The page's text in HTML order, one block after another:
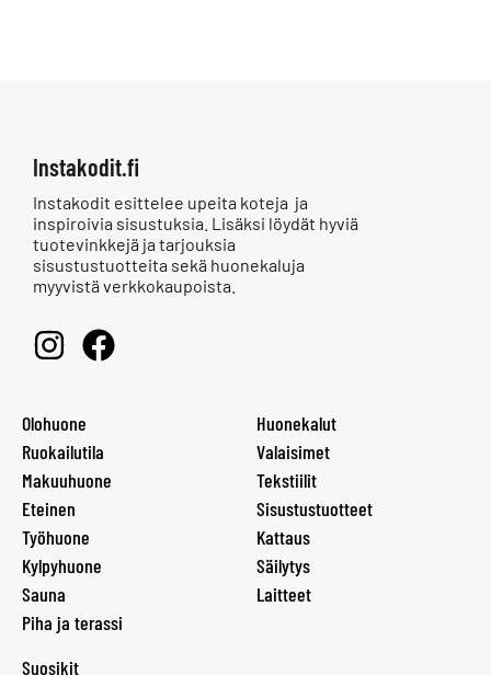
Instakodit.fi
Instakodit esittelee upeita koteja ja
inspiroivia sisustuksia. Lisäksi löydät hyviä
tuotevinkkejä ja tarjouksia
sisustustuotteita sekä huonekaluja
myyvistä verkkokaupoista.
Olohuone
Ruokailutila
Makuuhuone
Eteinen
Työhuone
Kylpyhuone
Sauna
Piha ja terassi
Huonekalut
Valaisimet
Tekstiilit
Sisustustuotteet
Kattaus
Säilytys
Laitteet
Suosikit